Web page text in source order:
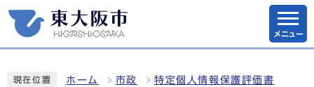
メニュー
現在位置 ホーム 市政 特定個人情報保護評価書